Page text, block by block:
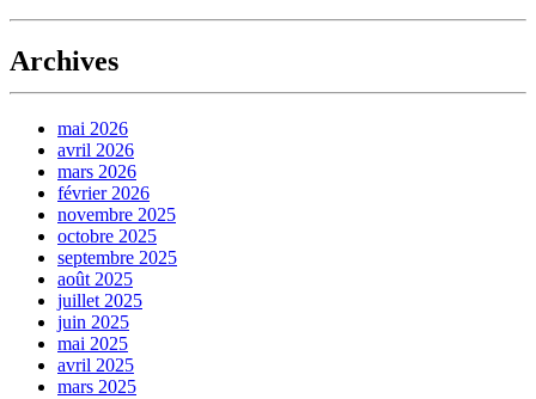
Archives
mai 2026
avril 2026
mars 2026
février 2026
novembre 2025
octobre 2025
septembre 2025
août 2025
juillet 2025
juin 2025
mai 2025
avril 2025
mars 2025